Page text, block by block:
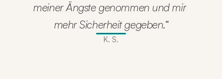
meiner Ängste genommen und mir
mehr Sicherheit gegeben.“
K. S.